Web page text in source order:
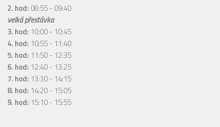
2. hod: 08:55 - 09:40
velká přestávka
3. hod: 10:00 - 10:45
4. hod: 10:55 - 11:40
5. hod: 11:50 - 12:35
6. hod: 12:40 - 13:25
7. hod: 13:30 - 14:15
8. hod: 14:20 - 15:05
9. hod: 15:10 - 15:55